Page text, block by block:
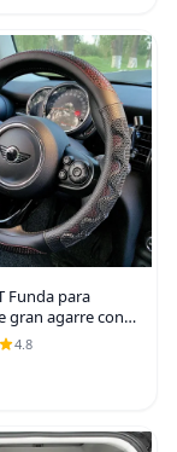
Funda para
gran agarre con
de
de 14.5-15
vino)
4.8